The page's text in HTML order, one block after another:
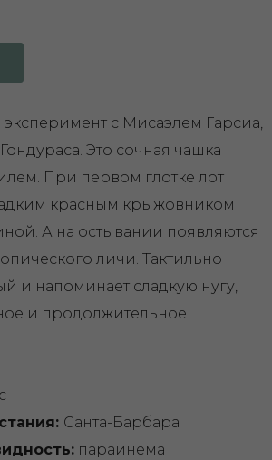
с Мисаэлем Гарсиа,
Это сочная чашка
При первом глотке лот
красным крыжовником
А на остывании появляются
личи. Тактильно
и напоминает сладкую нугу,
и продолжительное
Санта-Барбара
параинема